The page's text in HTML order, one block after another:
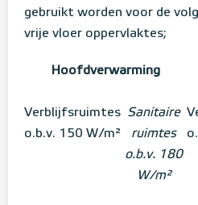
gebruikt worden voor de
vrije vloer oppervlaktes;
Hoofdverwarming
Verblijfsruimtes
o.b.v. 150 W/m²
Sanitaire
ruimtes
o.b.v. 180
W/m²